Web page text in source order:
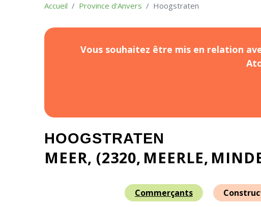
Accueil Province d'Anvers Hoogstraten
Vous souhaitez être mis en relation
HOOGSTRATEN
MEER, (2320 MEERLE
Commerçants